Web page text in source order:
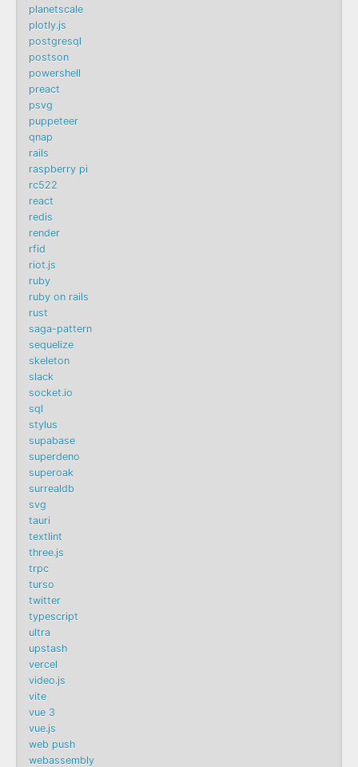
planetscale
plotly.js
postgresql
postson
powershell
preact
psvg
puppeteer
qnap
rails
raspberry pi
rc522
react
redis
render
rfid
riot.js
ruby
ruby on rails
rust
saga-pattern
sequelize
skeleton
slack
socket.io
sql
stylus
supabase
superdeno
superoak
surrealdb
svg
tauri
textlint
three.js
trpc
turso
twitter
typescript
ultra
upstash
vercel
video.js
vite
vue 3
vue.js
web push
webassembly